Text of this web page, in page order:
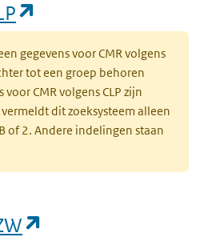
gegevens voor CMR volgens
tot een groep behoren
CMR volgens CLP zijn
dit zoeksysteem alleen
of 2. Andere indelingen staan